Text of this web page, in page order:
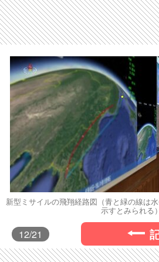
新型ミサイルの飛翔経路図（青と緑の線は
示すとみられる）
12/21